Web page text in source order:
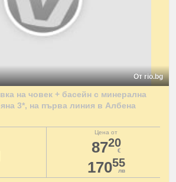
От rio.bg
на човек + басейн с минерална
3*, на първа линия в Албена
Цена от
8720
€
17055
лв